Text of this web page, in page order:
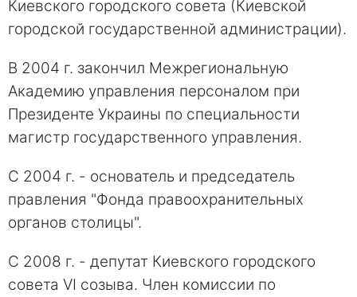
Киевского городского совета (Киевской
городской государственной администрации).
В 2004 г. закончил Межрегиональную
Академию управления персоналом при
Президенте Украины по специальности
магистр государственного управления.
С 2004 г. - основатель и председатель
правления "Фонда правоохранительных
органов столицы".
С 2008 г. - депутат Киевского городского
совета VI созыва. Член комиссии по